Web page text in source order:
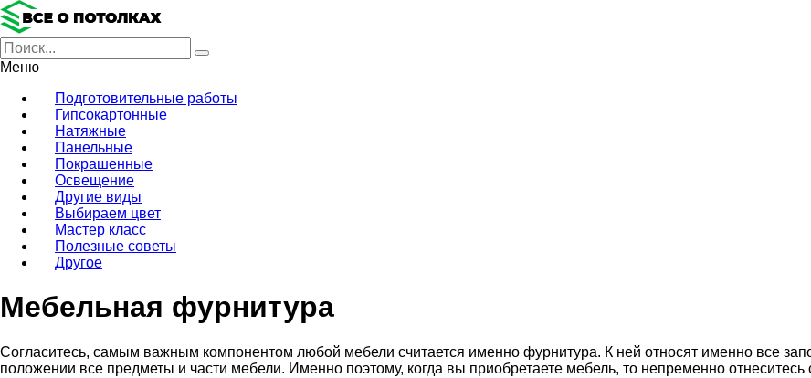
Меню
Подготовительные работы
Гипсокартонные
Натяжные
Панельные
Покрашенные
Освещение
Другие виды
Выбираем цвет
Мастер класс
Полезные советы
Другое
Мебельная фурнитура
Согласитесь, самым важным компонентом любой мебели считается именно фурнитура. К ней относят именно все
положении все предметы и части мебели. Именно поэтому, когда вы приобретаете мебель, то непременно